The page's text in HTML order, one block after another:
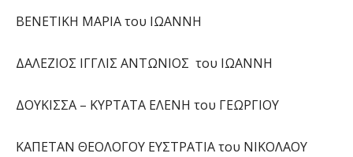
ΒΕΝΕΤΙΚΗ ΜΑΡΙΑ του ΙΩΑΝΝΗ
ΔΑΛΕΖΙΟΣ ΙΓΓΛΙΣ ΑΝΤΩΝΙΟΣ του ΙΩΑΝΝΗ
ΔΟΥΚΙΣΣΑ – ΚΥΡΤΑΤΑ ΕΛΕΝΗ του ΓΕΩΡΓΙΟΥ
ΚΑΠΕΤΑΝ ΘΕΟΛΟΓΟΥ ΕΥΣΤΡΑΤΙΑ του ΝΙΚΟΛΑΟΥ